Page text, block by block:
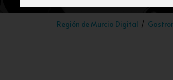
Región de Murcia Digital